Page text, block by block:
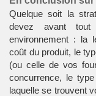
Quelque soit la
devez avant
environnement : la
coût du produit, le
(ou celle de vos
concurrence, le
laquelle se trouvent